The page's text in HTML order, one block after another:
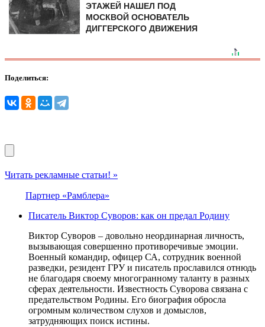
ЭТАЖЕЙ НАШЕЛ ПОД
МОСКВОЙ ОСНОВАТЕЛЬ
ДИГГЕРСКОГО ДВИЖЕНИЯ
Поделиться:
Читать рекламные статьи! »
Партнер «Рамблера»
Писатель Виктор Суворов: как он предал Родину
Виктор Суворов – довольно неординарная личность,
вызывающая совершенно противоречивые эмоции.
Военный командир, офицер СА, сотрудник военной
разведки, резидент ГРУ и писатель прославился отнюдь
не благодаря своему многогранному таланту в разных
сферах деятельности. Известность Суворова связана с
предательством Родины. Его биография обросла
огромным количеством слухов и домыслов,
затрудняющих поиск истины.